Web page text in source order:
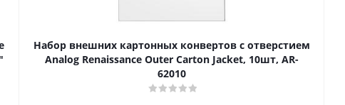
Набор внешних картонных конвертов с отверстием
Analog Renaissance Оuter Carton Jacket, 10шт, AR-
62010